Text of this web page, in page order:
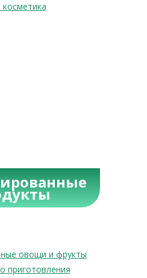
овощи и фрукты
приготовления